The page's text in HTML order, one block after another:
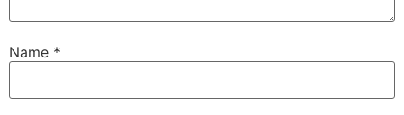
Name *